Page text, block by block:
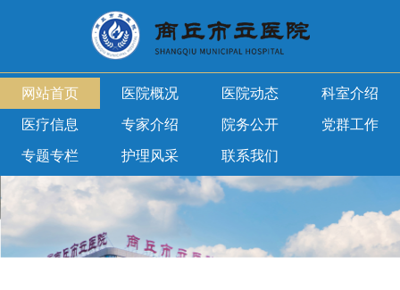
网站首页 医院概况 医院动态 科室介绍
医疗信息 专家介绍 院务公开 党群工作
专题专栏 护理风采 联系我们